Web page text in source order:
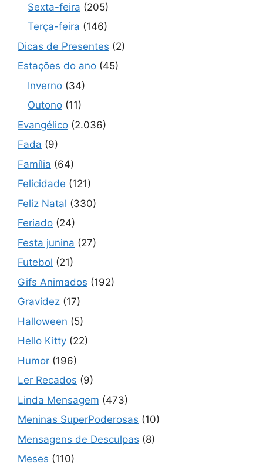
Sexta-feira (205)
Terça-feira (146)
Dicas de Presentes (2)
Estações do ano (45)
Inverno (34)
Outono (11)
Evangélico (2.036)
Fada (9)
Família (64)
Felicidade (121)
Feliz Natal (330)
Feriado (24)
Festa junina (27)
Futebol (21)
Gifs Animados (192)
Gravidez (17)
Halloween (5)
Hello Kitty (22)
Humor (196)
Ler Recados (9)
Linda Mensagem (473)
Meninas SuperPoderosas (10)
Mensagens de Desculpas (8)
Meses (110)